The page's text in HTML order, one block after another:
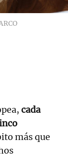
cada
más que